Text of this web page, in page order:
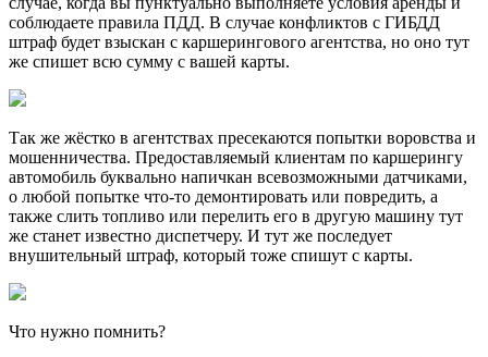
соблюдаете правила ПДД. В случае конфликтов с ГИБДД
штраф будет взыскан с каршерингового агентства, но оно тут
же спишет всю сумму с вашей карты.
Так же жёстко в агентствах пресекаются попытки воровства и
мошенничества. Предоставляемый клиентам по каршерингу
автомобиль буквально напичкан всевозможными датчиками,
о любой попытке что-то демонтировать или повредить, а
также слить топливо или перелить его в другую машину тут
же станет известно диспетчеру. И тут же последует
внушительный штраф, который тоже спишут с карты.
Что нужно помнить?